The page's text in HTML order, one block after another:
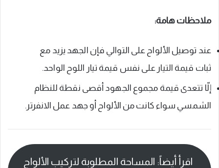
ملاحظات هامة:
عند توصيل الألواح على التوالي فإن الجهد يزيد مع
ثبات قيمة التيار على نفس قيمة تيار اللوح الواحد.
إلّا تتعدى قيمة مجموع الجهود أقصى نقطة للنظام
الشمسي سواء كانت من الألواح أو جهد عمل الانفرتر.
اقرأ أيضاً: المساحة المطلوبة لتركيب الألواح